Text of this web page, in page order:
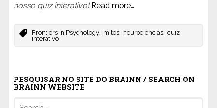
nosso quiz interativo! Read more…
Frontiers in Psychology, mitos, neurociências, quiz
interativo
PESQUISAR NO SITE DO BRAINN / SEARCH ON
BRAINN WEBSITE